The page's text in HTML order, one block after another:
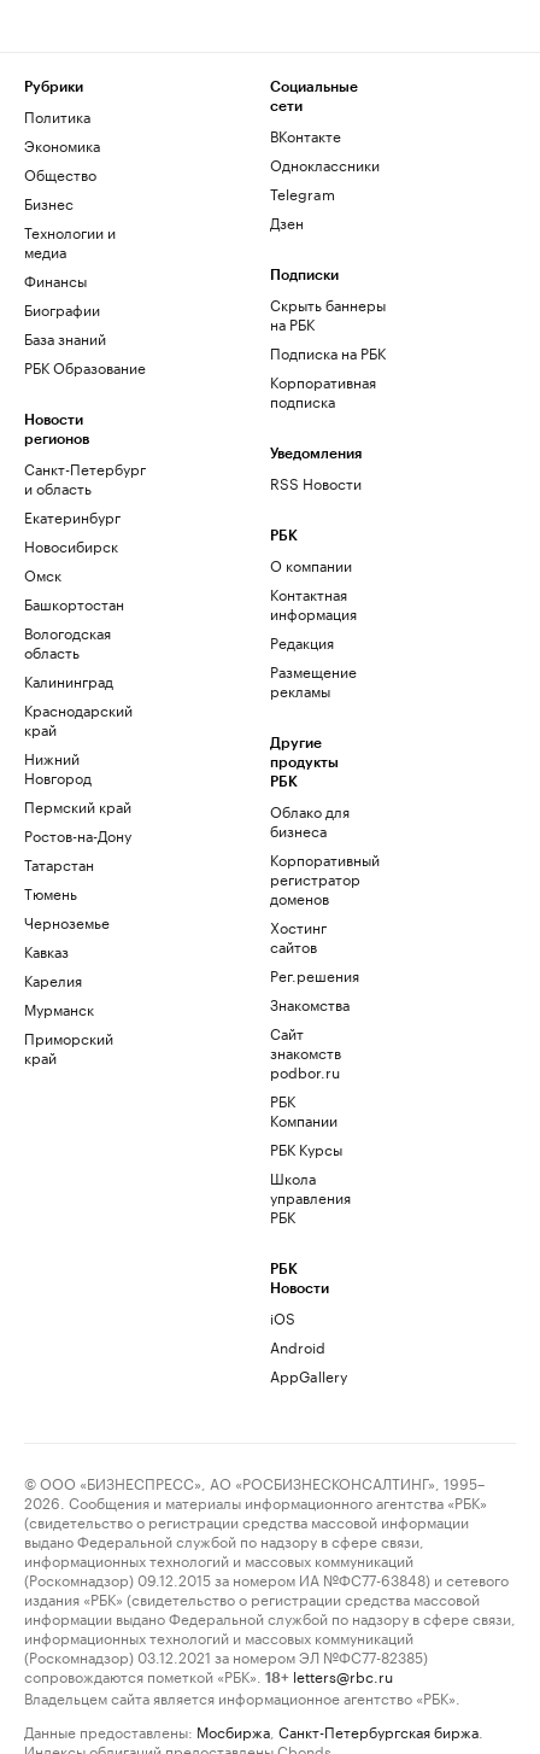
Рубрики
Политика
Экономика
Общество
Бизнес
Технологии и
медиа
Финансы
Биографии
База знаний
РБК Образование
Новости
регионов
Санкт-Петербург
и область
Екатеринбург
Новосибирск
Омск
Башкортостан
Вологодская
область
Калининград
Краснодарский
край
Нижний
Новгород
Пермский край
Ростов-на-Дону
Татарстан
Тюмень
Черноземье
Кавказ
Карелия
Мурманск
Приморский
край
Социальные
сети
ВКонтакте
Одноклассники
Telegram
Дзен
Подписки
Скрыть баннеры
на РБК
Подписка на РБК
Корпоративная
подписка
Уведомления
RSS Новости
РБК
О компании
Контактная
информация
Редакция
Размещение
рекламы
Другие
продукты
РБК
Облако для
бизнеса
Корпоративный
регистратор
доменов
Хостинг
сайтов
Рег.решения
Знакомства
Сайт
знакомств
podbor.ru
РБК
Компании
РБК Курсы
Школа
управления
РБК
РБК
Новости
iOS
Android
AppGallery
© ООО «БИЗНЕСПРЕСС», АО «РОСБИЗНЕСКОНСАЛТИНГ», 1995–
2026. Сообщения и материалы информационного агентства «РБК»
(свидетельство о регистрации средства массовой информации
выдано Федеральной службой по надзору в сфере связи,
информационных технологий и массовых коммуникаций
(Роскомнадзор) 09.12.2015 за номером ИА №ФС77-63848) и сетевого
издания «РБК» (свидетельство о регистрации средства массовой
информации выдано Федеральной службой по надзору в сфере связи,
информационных технологий и массовых коммуникаций
(Роскомнадзор) 03.12.2021 за номером ЭЛ №ФС77-82385)
сопровождаются пометкой «РБК».
18+ letters@rbc.ru
Владельцем сайта является информационное агентство «РБК».
Данные предоставлены: Мосбиржа Санкт-Петербургская биржа